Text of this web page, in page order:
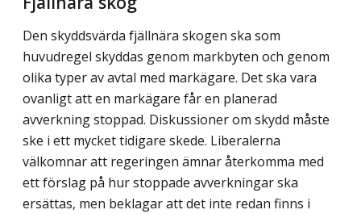
Den skyddsvärda fjällnära skogen ska som
huvudregel skyddas genom markbyten och genom
olika typer av avtal med markägare. Det ska vara
ovanligt att en markägare får en planerad
avverkning stoppad. Diskussioner om skydd måste
ske i ett mycket tidigare skede. Liberalerna
välkomnar att regeringen ämnar återkomma med
ett förslag på hur stoppade avverkningar ska
ersättas, men beklagar att det inte redan finns i